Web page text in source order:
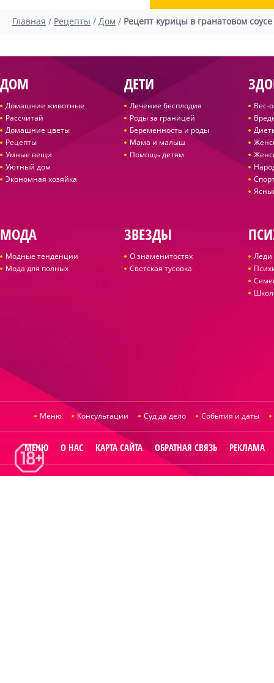
Главная / Рецепты / Дом / Рецепт курицы в гранатовом соусе
ДОМ
Домашние животные
Рассчитай
Домашние цветы
Рецепты
Умные вещи
Уютный дом
Экономная хозяйка
ДЕТИ
Лечение бесплодия
Роды за границей
Беременность и роды
Мама и малыш
Помощь детям
Вес-
МОДА
Модные тенденции
Мода для полных
ЗВЕЗДЫ
О знаменитостях
Светская тусовка
Леди
Меню Консультации Суд да дело События и даты
МЕНЮ О НАС КАРТА САЙТА ОБРАТНАЯ СВЯЗЬ РЕКЛАМА